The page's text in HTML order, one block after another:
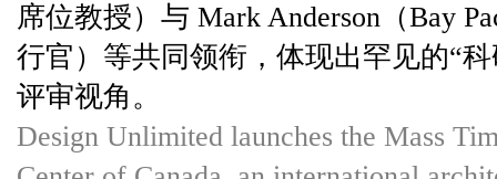
席位教授）与 Mark Anderson（Bay
行官）等共同领衔，体现出罕见的“
评审视角。
Design Unlimited launches the Mass